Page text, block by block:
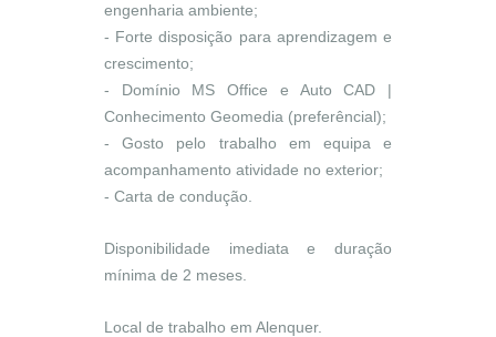
engenharia ambiente;
- Forte disposição para aprendizagem e
crescimento;
- Domínio MS Office e Auto CAD |
Conhecimento Geomedia (preferêncial);
- Gosto pelo trabalho em equipa e
acompanhamento atividade no exterior;
- Carta de condução.
Disponibilidade imediata e duração
mínima de 2 meses.
Local de trabalho em Alenquer.